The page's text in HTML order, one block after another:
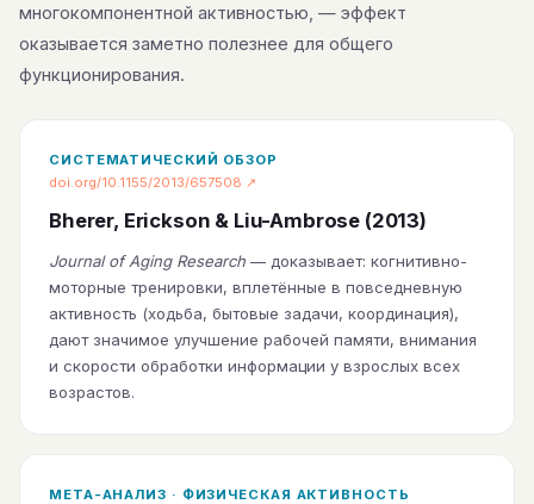
многокомпонентной активностью, — эффект
оказывается заметно полезнее для общего
функционирования.
СИСТЕМАТИЧЕСКИЙ ОБЗОР
doi.org/10.1155/2013/657508 ↗
Bherer, Erickson & Liu-Ambrose (2013)
Journal of Aging Research — доказывает: когнитивно-
моторные тренировки, вплетённые в повседневную
активность (ходьба, бытовые задачи, координация),
дают значимое улучшение рабочей памяти, внимания
и скорости обработки информации у взрослых всех
возрастов.
МЕТА-АНАЛИЗ · ФИЗИЧЕСКАЯ АКТИВНОСТЬ